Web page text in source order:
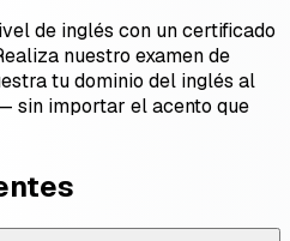
de inglés con un certificado
nuestro examen de
tu dominio del inglés al
sin importar el acento que